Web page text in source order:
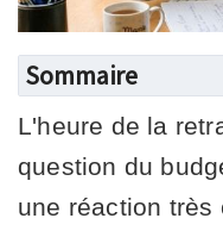
Sommaire
L'heure de la
question du
une réaction très